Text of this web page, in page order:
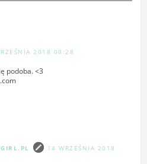
2018 00:28
podoba. <3
14 WRZEŚNIA 2018